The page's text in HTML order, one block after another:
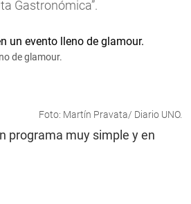
Gastronómica”.
de glamour.
Foto: Martín Pravata/ Diario UNO.
programa muy simple y en